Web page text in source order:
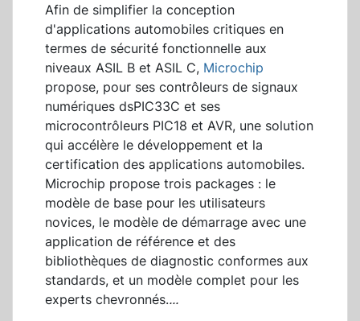
Afin de simplifier la conception
d'applications automobiles critiques en
termes de sécurité fonctionnelle aux
niveaux ASIL B et ASIL C, Microchip
propose, pour ses contrôleurs de signaux
numériques dsPIC33C et ses
microcontrôleurs PIC18 et AVR, une solution
qui accélère le développement et la
certification des applications automobiles.
Microchip propose trois packages : le
modèle de base pour les utilisateurs
novices, le modèle de démarrage avec une
application de référence et des
bibliothèques de diagnostic conformes aux
standards, et un modèle complet pour les
experts chevronnés....